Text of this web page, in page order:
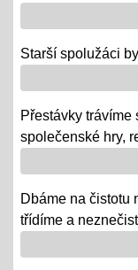
- školní
Výlety tříd,
12.06.2018
- od 18. 6. se
06.06.2018
- 6. a 7. 6. =
Starší spolužáci
Přestávky trávíme
společenské hry,
Dbáme na čistotu
třídíme a